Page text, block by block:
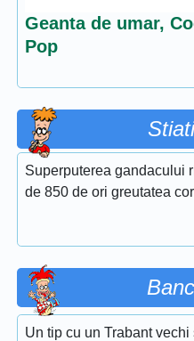
Geanta de umar,
Pop
Superputerea gandacului
de 850 de ori greutatea
Un tip cu un Trabant